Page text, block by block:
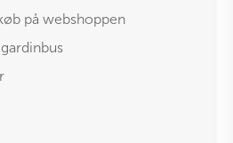
på webshoppen